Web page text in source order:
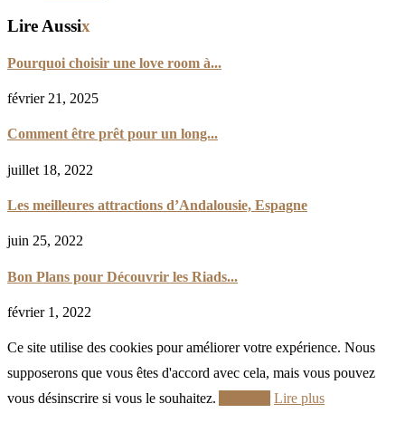
Lire Aussix
Pourquoi choisir une love room à...
février 21, 2025
Comment être prêt pour un long...
juillet 18, 2022
Les meilleures attractions d’Andalousie, Espagne
juin 25, 2022
Bon Plans pour Découvrir les Riads...
février 1, 2022
Ce site utilise des cookies pour améliorer votre expérience. Nous
supposerons que vous êtes d'accord avec cela, mais vous pouvez
vous désinscrire si vous le souhaitez.
Lire plus